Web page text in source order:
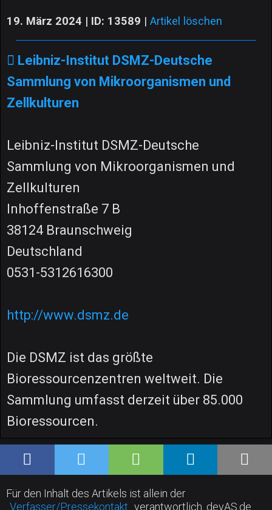
19. März 2024 | ID: 13589 | Artikel löschen
Leibniz-Institut DSMZ-Deutsche
Sammlung von Mikroorganismen und
Zellkulturen
Leibniz-Institut DSMZ-Deutsche
Sammlung von Mikroorganismen und
Zellkulturen
Inhoffenstraße 7 B
38124 Braunschweig
Deutschland
0531-5312616300
http://www.dsmz.de
Die DSMZ ist das größte
Bioressourcenzentren weltweit. Die
Sammlung umfasst derzeit über 85.000
Bioressourcen.
Für den Inhalt des Artikels ist allein der
Verfasser/Pressekontakt verantwortlich. devAS.de